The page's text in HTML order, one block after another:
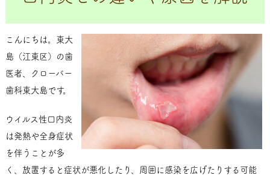
こんにちは。東大
島（江東区）の歯
医者、クローバー
歯科東大島です。
ウイルス性口内炎
は発熱や全身症状
を伴うことが多
く、放置すると症状が悪化したり、周囲に感染を広げたりする可能